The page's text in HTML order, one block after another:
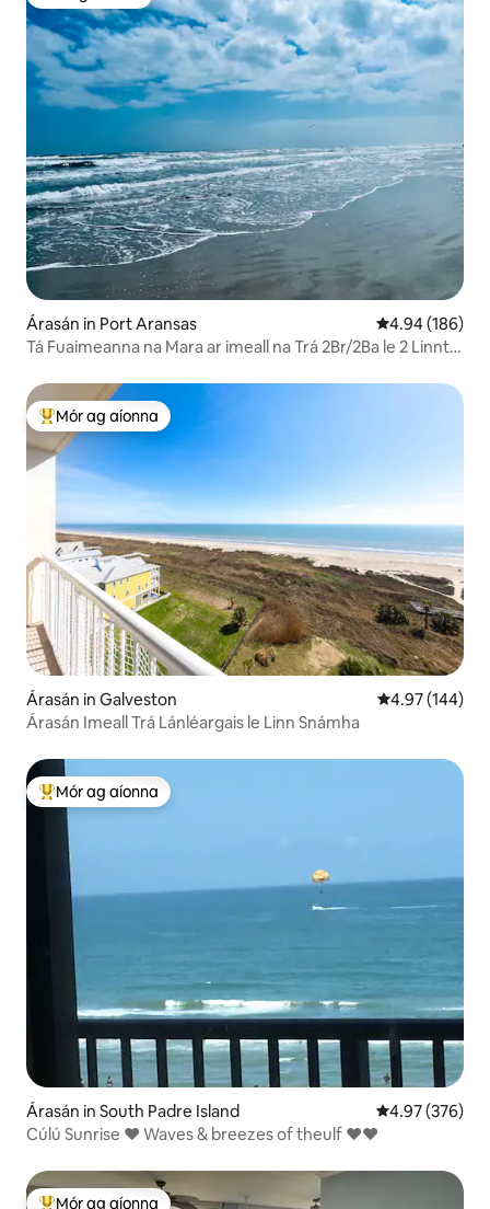
Árasán in Port Aransas Meánrátáil
4.94 (186)
Tá Fuaimeanna na Mara ar imeall na Trá 2Br/2Ba le 2 Linnte
An-mhór ag aíonna
Mór ag aíonna
Árasán in Galveston Meánrátáil
4.97 (144)
Árasán Imeall Trá Lánléargais le Linn Snámha
An-mhór ag aíonna
Mór ag aíonna
Árasán in South Padre Island Meánrátáil
4.97 (376)
Cúlú Sunrise ❤ Waves & breezes of theulf ❤❤
Mór ag aíonna